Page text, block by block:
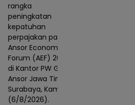
rangka
peningkatan
kepatuhan
perpajakan pada
Ansor Economic
Forum (AEF) 2026
di Kantor PW GP
Ansor Jawa Timur,
Surabaya, Kamis
(6/8/2026).